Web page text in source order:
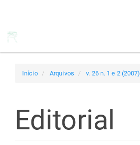
Início Arquivos v. 26 n. 1 e 2 (2007)
Editorial